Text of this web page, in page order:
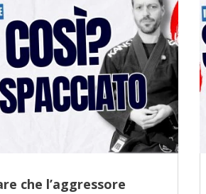
che l’aggressore